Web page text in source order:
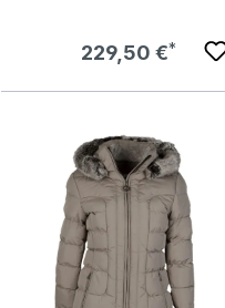
Regulärer Preis:
229,50 €